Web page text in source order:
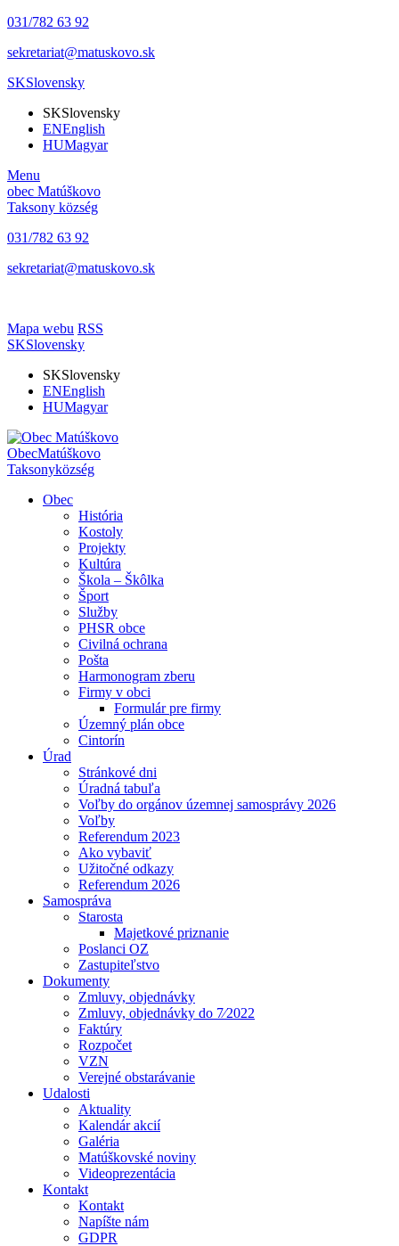
031/782 63 92
sekretariat@matuskovo.sk
SKSlovensky
SKSlovensky
ENEnglish
HUMagyar
Menu
obec Matúškovo
Taksony község
031/782 63 92
sekretariat@matuskovo.sk
Mapa webu RSS
SKSlovensky
SKSlovensky
ENEnglish
HUMagyar
ObecMatúškovo
Taksonyközség
Obec
História
Kostoly
Projekty
Kultúra
Škola – Škôlka
Šport
Služby
PHSR obce
Civilná ochrana
Pošta
Harmonogram zberu
Firmy v obci
Formulár pre firmy
Územný plán obce
Cintorín
Úrad
Stránkové dni
Úradná tabuľa
Voľby do orgánov územnej samosprávy 2026
Voľby
Referendum 2023
Ako vybaviť
Užitočné odkazy
Referendum 2026
Samospráva
Starosta
Majetkové priznanie
Poslanci OZ
Zastupiteľstvo
Dokumenty
Zmluvy, objednávky
Zmluvy, objednávky do 7⁄2022
Faktúry
Rozpočet
VZN
Verejné obstarávanie
Udalosti
Aktuality
Kalendár akcií
Galéria
Matúškovské noviny
Videoprezentácia
Kontakt
Kontakt
Napíšte nám
GDPR